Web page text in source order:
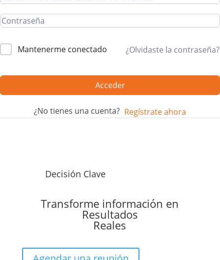
Mantenerme conectado ¿Olvidaste la contraseña?
Acceder
¿No tienes una cuenta? Regístrate ahora
Decisión Clave
Transforme información en
Resultados
Reales